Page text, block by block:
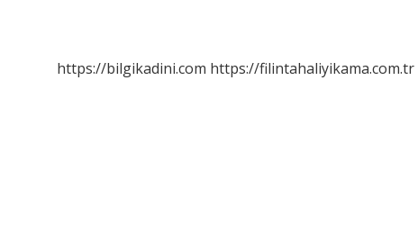
https://bilgikadini.com https://filintahaliyikama.com.tr